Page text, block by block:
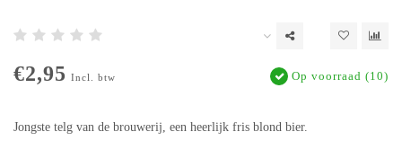
€2,95 Incl. btw Op voorraad (10)
Jongste telg van de brouwerij, een heerlijk fris blond bier.